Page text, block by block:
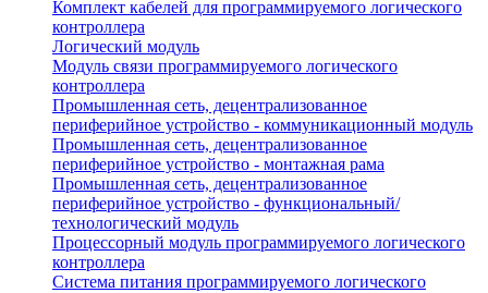
Комплект кабелей для программируемого логического
контроллера
Логический модуль
Модуль связи программируемого логического
контроллера
Промышленная сеть, децентрализованное
периферийное устройство - коммуникационный модуль
Промышленная сеть, децентрализованное
периферийное устройство - монтажная рама
Промышленная сеть, децентрализованное
периферийное устройство - функциональный/
технологический модуль
Процессорный модуль программируемого логического
контроллера
Система питания программируемого логического